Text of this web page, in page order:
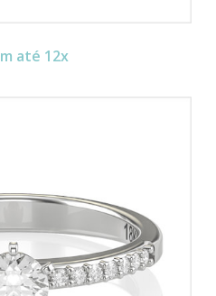
até 12x